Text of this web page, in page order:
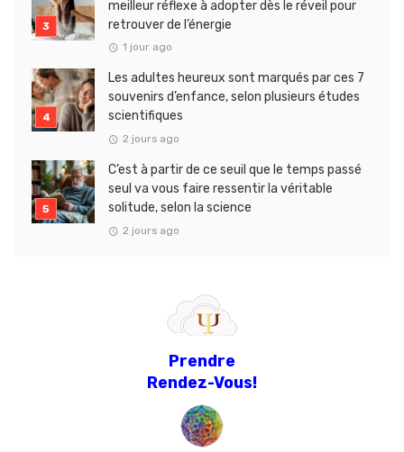
meilleur réflexe à adopter dès le réveil pour
retrouver de l’énergie
1 jour ago
Les adultes heureux sont marqués par ces 7
souvenirs d’enfance, selon plusieurs études
scientifiques
2 jours ago
C’est à partir de ce seuil que le temps passé
seul va vous faire ressentir la véritable
solitude, selon la science
2 jours ago
Prendre
Rendez-Vous!